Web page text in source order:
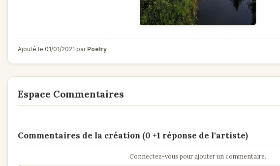
Ajouté le 01/01/2021 par Poetry
Espace Commentaires
Commentaires de la création (0 +1 réponse de l'artiste)
Connectez-vous pour ajouter un commentaire.